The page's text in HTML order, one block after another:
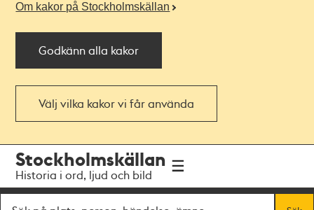
Om kakor på Stockholmskällan
Godkänn alla kakor
Välj vilka kakor vi får använda
navigationen
huvudinnehållet
Stockholmskällan
Historia i ord, ljud och bild